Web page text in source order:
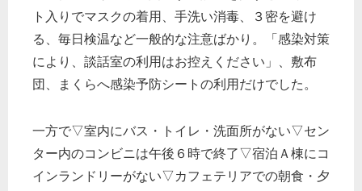
ト入りでマスクの着用、手洗い消毒、３密を避け
る、毎日検温など一般的な注意ばかり。「感染対策
により、談話室の利用はお控えください」、敷布
団、まくらへ感染予防シートの利用だけでした。
一方で▽室内にバス・トイレ・洗面所がない▽セン
ター内のコンビニは午後６時で終了▽宿泊Ａ棟にコ
インランドリーがない▽カフェテリアでの朝食・夕